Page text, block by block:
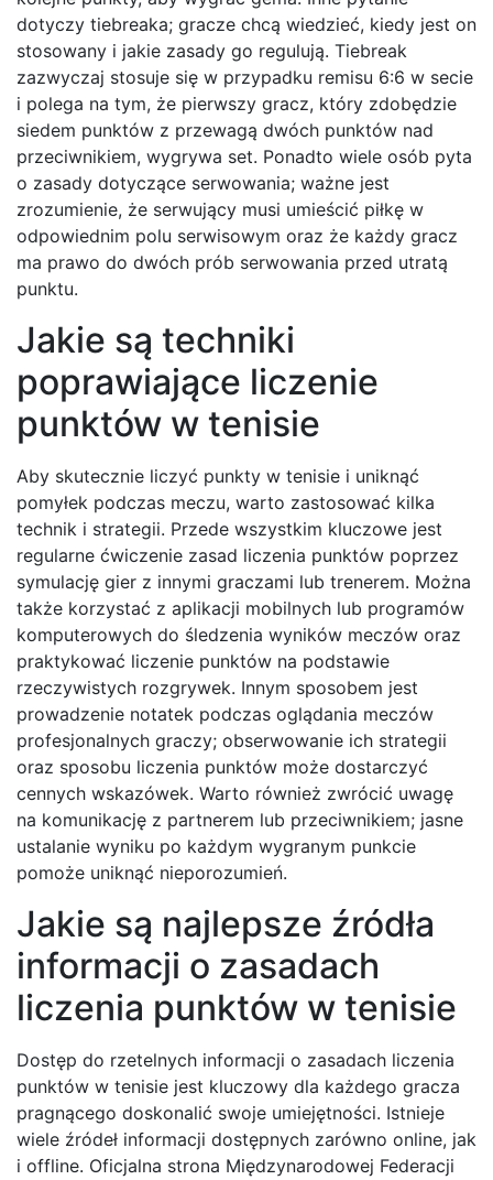
dotyczy tiebreaka; gracze chcą wiedzieć, kiedy jest on
stosowany i jakie zasady go regulują. Tiebreak
zazwyczaj stosuje się w przypadku remisu 6:6 w secie
i polega na tym, że pierwszy gracz, który zdobędzie
siedem punktów z przewagą dwóch punktów nad
przeciwnikiem, wygrywa set. Ponadto wiele osób pyta
o zasady dotyczące serwowania; ważne jest
zrozumienie, że serwujący musi umieścić piłkę w
odpowiednim polu serwisowym oraz że każdy gracz
ma prawo do dwóch prób serwowania przed utratą
punktu.
Jakie są techniki
poprawiające liczenie
punktów w tenisie
Aby skutecznie liczyć punkty w tenisie i uniknąć
pomyłek podczas meczu, warto zastosować kilka
technik i strategii. Przede wszystkim kluczowe jest
regularne ćwiczenie zasad liczenia punktów poprzez
symulację gier z innymi graczami lub trenerem. Można
także korzystać z aplikacji mobilnych lub programów
komputerowych do śledzenia wyników meczów oraz
praktykować liczenie punktów na podstawie
rzeczywistych rozgrywek. Innym sposobem jest
prowadzenie notatek podczas oglądania meczów
profesjonalnych graczy; obserwowanie ich strategii
oraz sposobu liczenia punktów może dostarczyć
cennych wskazówek. Warto również zwrócić uwagę
na komunikację z partnerem lub przeciwnikiem; jasne
ustalanie wyniku po każdym wygranym punkcie
pomoże uniknąć nieporozumień.
Jakie są najlepsze źródła
informacji o zasadach
liczenia punktów w tenisie
Dostęp do rzetelnych informacji o zasadach liczenia
punktów w tenisie jest kluczowy dla każdego gracza
pragnącego doskonalić swoje umiejętności. Istnieje
wiele źródeł informacji dostępnych zarówno online, jak
i offline. Oficjalna strona Międzynarodowej Federacji